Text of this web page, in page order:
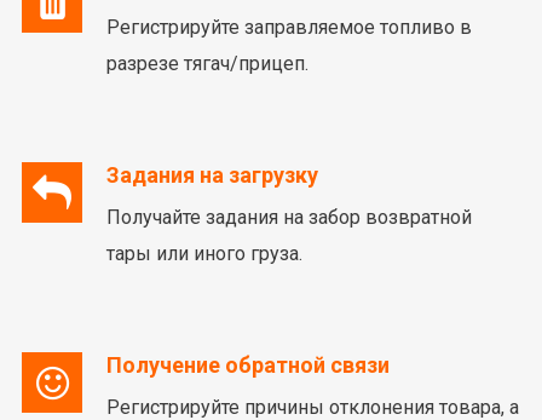
Регистрируйте заправляемое топливо в
разрезе тягач/прицеп.
Задания на загрузку
Получайте задания на забор возвратной
тары или иного груза.
Получение обратной связи
Регистрируйте причины отклонения товара, а